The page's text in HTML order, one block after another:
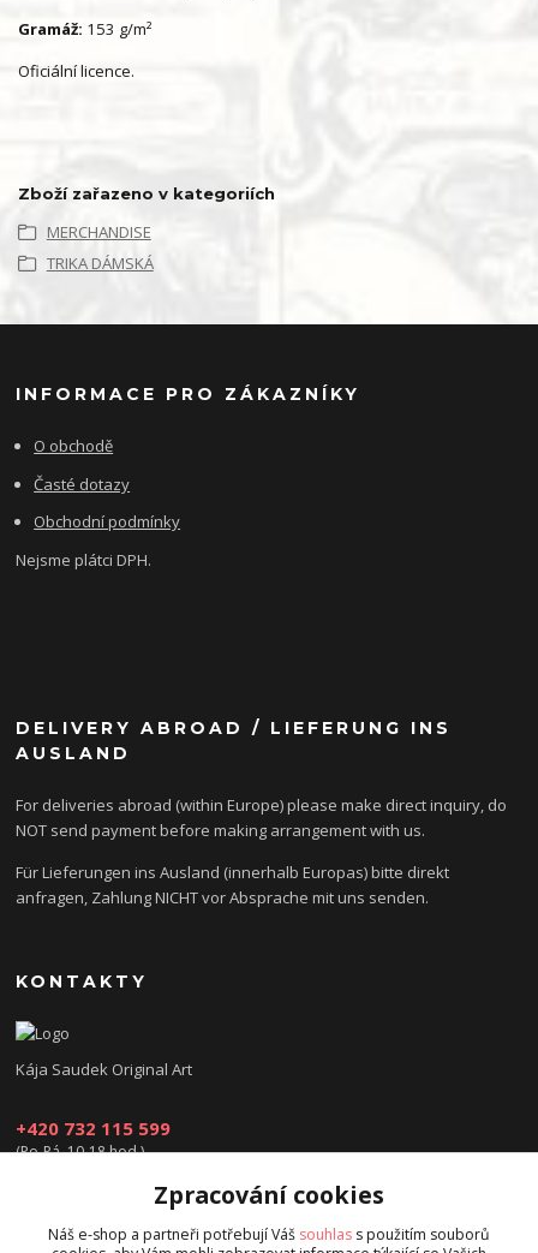
Gramáž: 153 g/m²
Oficiální licence.
Zboží zařazeno v kategoriích
MERCHANDISE
TRIKA DÁMSKÁ
INFORMACE PRO ZÁKAZNÍKY
O obchodě
Časté dotazy
Obchodní podmínky
Nejsme plátci DPH.
DELIVERY ABROAD / LIEFERUNG INS
AUSLAND
For deliveries abroad (within Europe) please make direct inquiry, do
NOT send payment before making arrangement with us.
Für Lieferungen ins Ausland (innerhalb Europas) bitte direkt
anfragen, Zahlung NICHT vor Absprache mit uns senden.
KONTAKTY
Kája Saudek Original Art
+420 732 115 599
(Po-Pá, 10-18 hod.)
obchod@kajasaudek.cz
Zpracování cookies
Náš e-shop a partneři potřebují Váš souhlas s použitím souborů